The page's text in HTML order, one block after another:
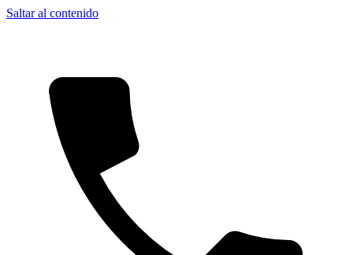
Saltar al contenido